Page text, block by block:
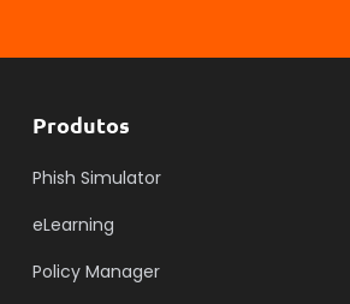
Produtos
Phish Simulator
eLearning
Policy Manager